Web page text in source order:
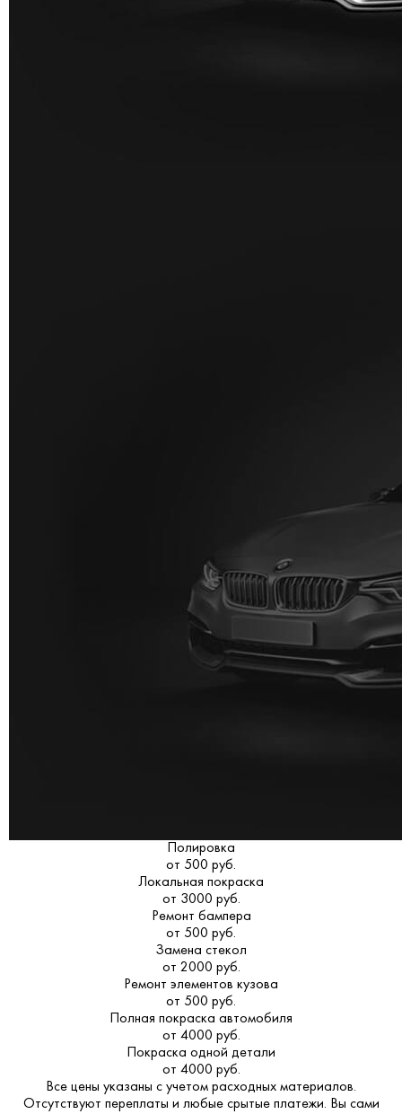
Полировка
от 500 руб.
Локальная покраска
от 3000 руб.
Ремонт бампера
от 500 руб.
Замена стекол
от 2000 руб.
Ремонт элементов кузова
от 500 руб.
Полная покраска автомобиля
от 4000 руб.
Покраска одной детали
от 4000 руб.
Все цены указаны с учетом расходных материалов.
Отсутствуют переплаты и любые срытые платежи. Вы сами